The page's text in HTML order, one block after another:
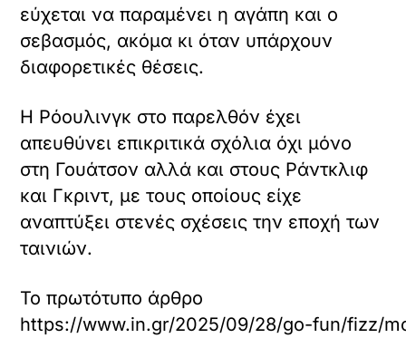
εύχεται να παραμένει η αγάπη και ο
σεβασμός, ακόμα κι όταν υπάρχουν
διαφορετικές θέσεις.
Η Ρόουλινγκ στο παρελθόν έχει
απευθύνει επικριτικά σχόλια όχι μόνο
στη Γουάτσον αλλά και στους Ράντκλιφ
και Γκριντ, με τους οποίους είχε
αναπτύξει στενές σχέσεις την εποχή των
ταινιών.
Το πρωτότυπο άρθρο
https://www.in.gr/2025/09/28/go-fun/fizz/